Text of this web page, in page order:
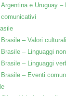
Argentina e Uruguay –
comunicativi
Brasile – Valori culturali
Brasile – Linguaggi
Brasile – Linguaggi
Brasile – Eventi